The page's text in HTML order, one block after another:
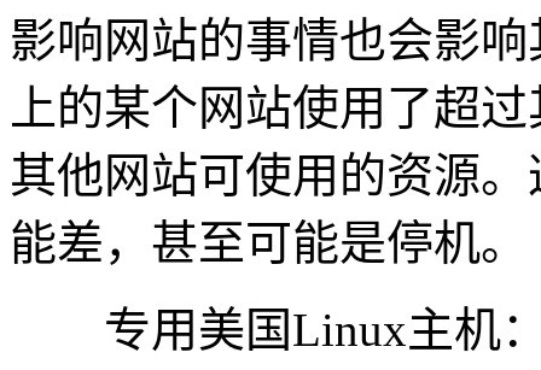
影响网站的事情也会影
上的某个网站使用了超
其他网站可使用的资源
能差，甚至可能是停机。
专用美国Linux主机：